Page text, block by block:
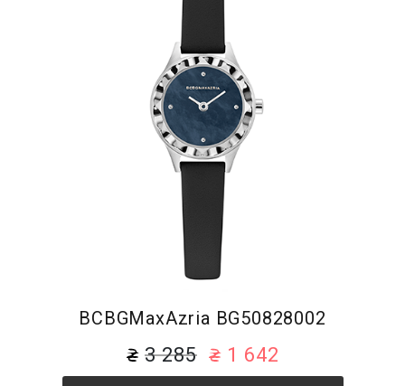
BCBGMaxAzria BG50828002
3 285 1 642